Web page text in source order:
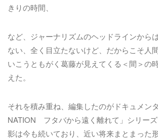
きりの時間、
など、ジャーナリズムのヘッドラインから
ない、全く目立たないけど、だからこそ人
いこうともがく葛藤が見えてくる＜間＞の
えた。
それを積み重ね、編集したのがドキュメン
NATION フタバから遠く離れて」シリー
影は今も続いており、近い将来まとまった